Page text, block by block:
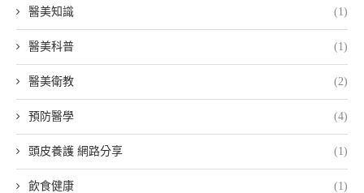
醫美知識 (1)
醫美科普 (1)
醫美衛教 (2)
預防醫學 (4)
頭皮養護 網路分享 (1)
飲食健康 (1)